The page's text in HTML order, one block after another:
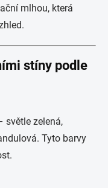
mlhou, která
stíny podle
světle zelená,
Tyto barvy